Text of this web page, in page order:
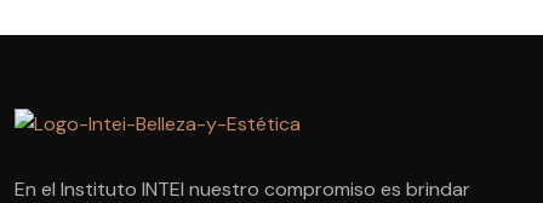
En el Instituto INTEI nuestro compromiso es brindar